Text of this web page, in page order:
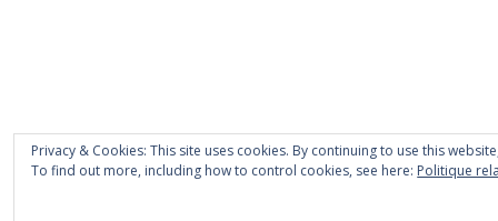
Privacy & Cookies: This site uses cookies. By continuing to use this
To find out more, including how to control cookies, see here: Politique